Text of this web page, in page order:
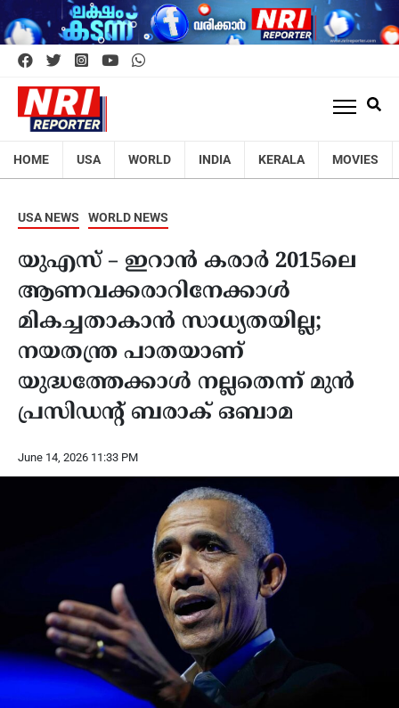
HOME USA WORLD INDIA KERALA MOVIES
USA NEWS WORLD NEWS
യുഎസ് – ഇറാൻ കരാർ 2015ലെ
ആണവക്കരാറിനേക്കാൾ
മികച്ചതാകാൻ സാധ്യതയില്ല;
നയതന്ത്ര പാതയാണ്
യുദ്ധത്തേക്കാൾ നല്ലതെന്ന് മുൻ
പ്രസിഡന്റ് ബരാക് ഒബാമ
June 14, 2026 11:33 PM